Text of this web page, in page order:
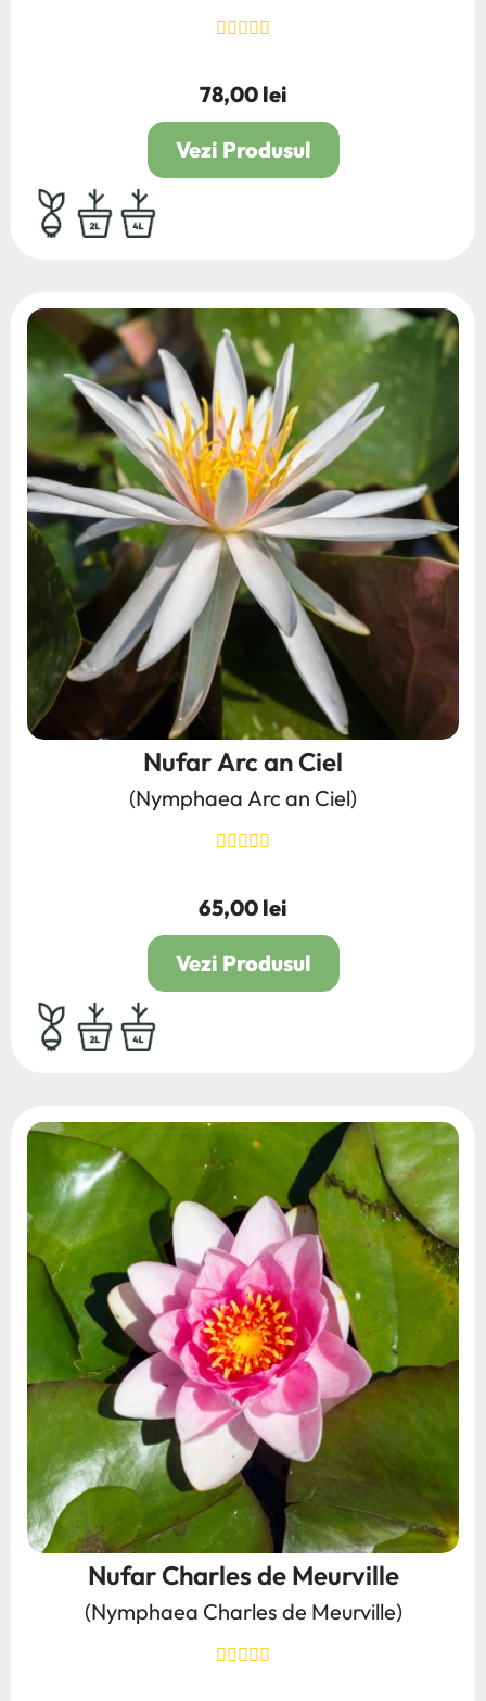
Pret
78,00 lei
Vezi Produsul
bulb,rhizom,radacina
2L 4L
Nufar Arc an Ciel
(Nymphaea Arc an Ciel)
Pret
65,00 lei
Vezi Produsul
bulb,rhizom,radacina
2L 4L
Nufar Charles de Meurville
(Nymphaea Charles de Meurville)